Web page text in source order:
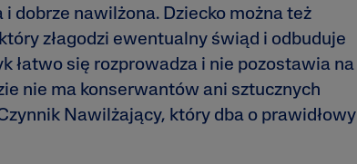
dobrze nawilżona. Dziecko można też
złagodzi ewentualny świąd i odbuduje
łatwo się rozprowadza i nie pozostawia na
nie ma konserwantów ani sztucznych
Nawilżający, który dba o prawidłowy